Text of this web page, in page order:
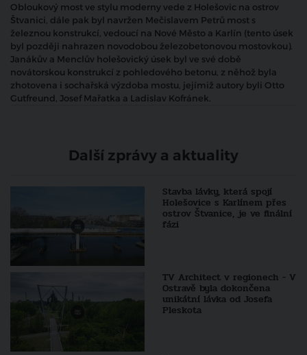
Obloukový most ve stylu moderny vede z Holešovic na ostrov
Štvanici, dále pak byl navržen Mečislavem Petrů most s
železnou konstrukcí, vedoucí na Nové Město a Karlín (tento úsek
byl později nahrazen novodobou železobetonovou mostovkou).
Janákův a Menclův holešovický úsek byl ve své době
novátorskou konstrukcí z pohledového betonu, z něhož byla
zhotovena i sochařská výzdoba mostu, jejímiž autory byli Otto
Gutfreund, Josef Mařatka a Ladislav Kofránek.
Další zprávy a aktuality
Stavba lávky, která spojí
Holešovice s Karlínem přes
ostrov Štvanice, je ve finální
fázi
TV Architect v regionech - V
Ostravě byla dokončena
unikátní lávka od Josefa
Pleskota